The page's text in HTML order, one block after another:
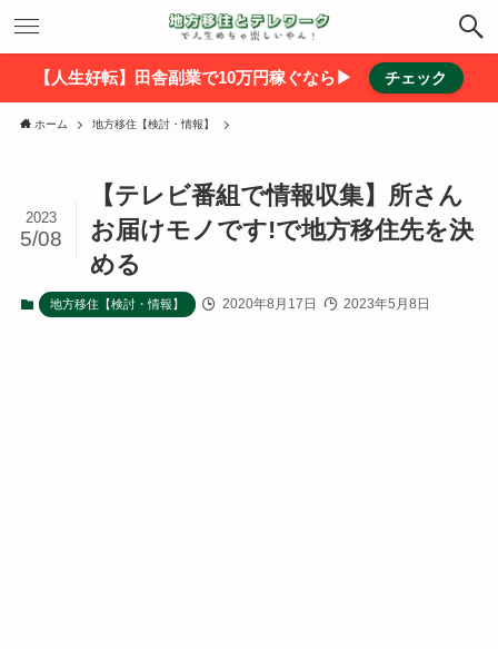
【人生好転】田舎副業で10万円稼ぐなら▶ チェック
ホーム 地方移住【検討・情報】
【テレビ番組で情報収集】所さん
お届けモノです!で地方移住先を決
める
2023
5/08
地方移住【検討・情報】 2020年8月17日 2023年5月8日